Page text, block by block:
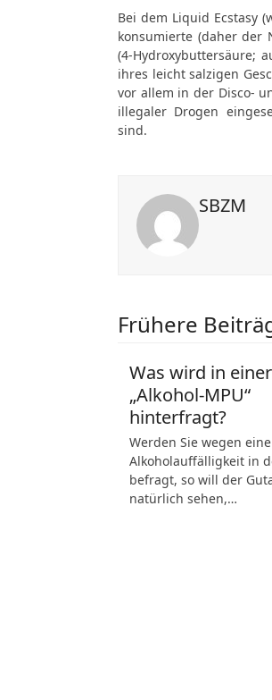
Bei dem Liquid Ecstasy
konsumierte (daher der
(4-Hydroxybuttersäure;
ihres leicht salzigen
vor allem in der Disco-
illegaler Drogen
sind.
SBZM
Frühere
Was wird in einer
„Alkohol-MPU“
hinterfragt?
Werden Sie wegen
Alkoholauffälligkeit in
befragt, so will der
natürlich sehen,…